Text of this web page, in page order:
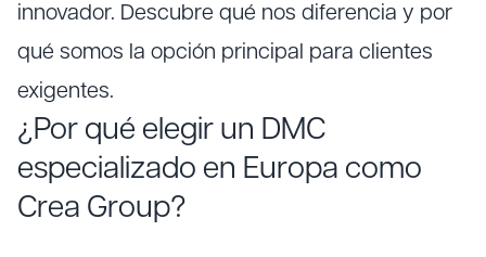
innovador. Descubre qué nos diferencia y por
qué somos la opción principal para clientes
exigentes.
¿Por qué elegir un DMC
especializado en Europa como
Crea Group?